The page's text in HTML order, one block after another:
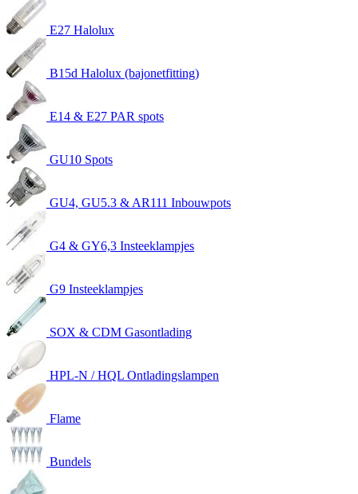
E27 Halolux
B15d Halolux (bajonetfitting)
E14 & E27 PAR spots
GU10 Spots
GU4, GU5.3 & AR111 Inbouwpots
G4 & GY6,3 Insteeklampjes
G9 Insteeklampjes
SOX & CDM Gasontlading
HPL-N / HQL Ontladingslampen
Flame
Bundels